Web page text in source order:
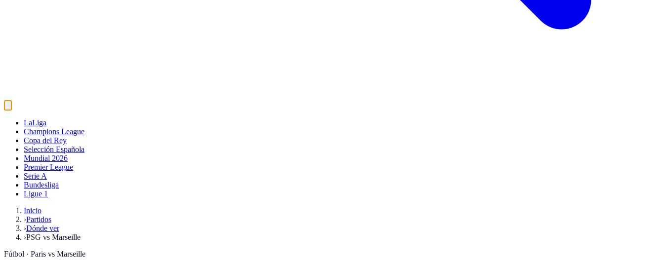
LaLiga
Champions League
Copa del Rey
Selección Española
Mundial 2026
Premier League
Serie A
Bundesliga
Ligue 1
Inicio
›Partidos
›Dónde ver
›PSG vs Marseille
Fútbol · Paris vs Marseille